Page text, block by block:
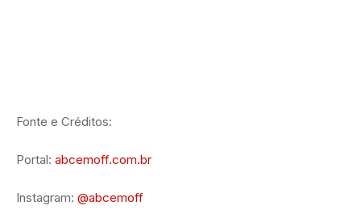
Fonte e Créditos:
Portal: abcemoff.com.br
Instagram: @abcemoff